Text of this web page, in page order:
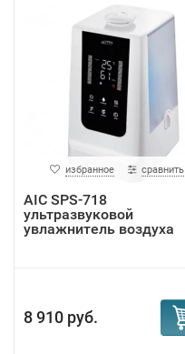
избранное сравнить
AIC SPS-718
ультразвуковой
увлажнитель воздуха
8 910 руб.